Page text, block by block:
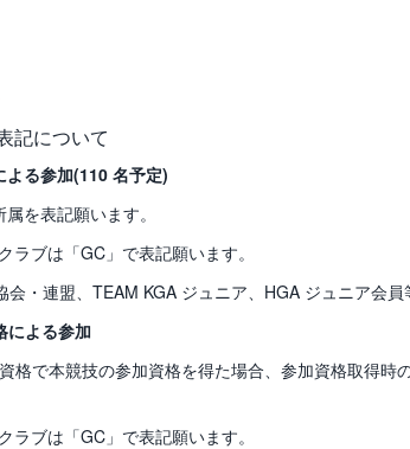
記について
る参加(110 名予定)
を表記願います。
ブは「GC」で表記願います。
・連盟、TEAM KGA ジュニア、HGA ジュニア会員
よる参加
格で本競技の参加資格を得た場合、参加資格取得時
ブは「GC」で表記願います。